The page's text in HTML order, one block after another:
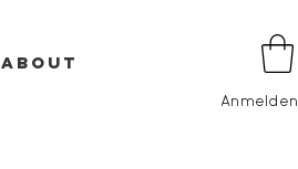
ABOUT
Anmelden